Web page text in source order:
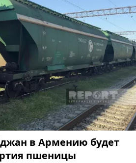
в Армению будет
пшеницы